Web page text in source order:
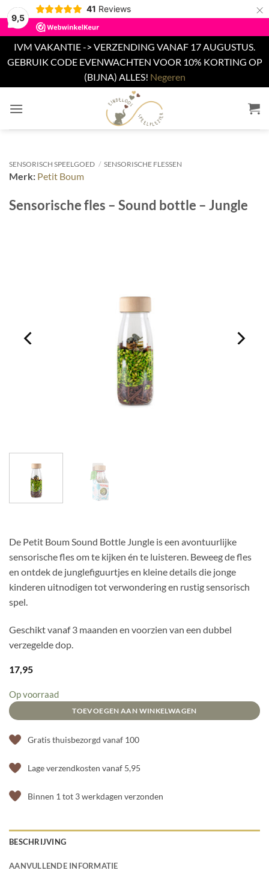
9,5
41 Reviews ×
IVM VAKANTIE -> VERZENDING VANAF 17 AUGUSTUS.
GEBRUIK CODE EVENWACHTEN VOOR 10% KORTING OP
(BIJNA) ALLES! Negeren
naar
SENSORISCH SPEELGOED / SENSORISCHE FLESSEN
Merk: Petit Boum
Sensorische fles – Sound bottle – Jungle
De Petit Boum Sound Bottle Jungle is een avontuurlijke
sensorische fles om te kijken én te luisteren. Beweeg de fles
en ontdek de junglefiguurtjes en kleine details die jonge
kinderen uitnodigen tot verwondering en rustig sensorisch
spel.
Geschikt vanaf 3 maanden en voorzien van een dubbel
verzegelde dop.
17,95
Op voorraad
TOEVOEGEN AAN WINKELWAGEN
Gratis thuisbezorgd vanaf 100
Lage verzendkosten vanaf 5,95
Binnen 1 tot 3 werkdagen verzonden
BESCHRIJVING
AANVULLENDE INFORMATIE